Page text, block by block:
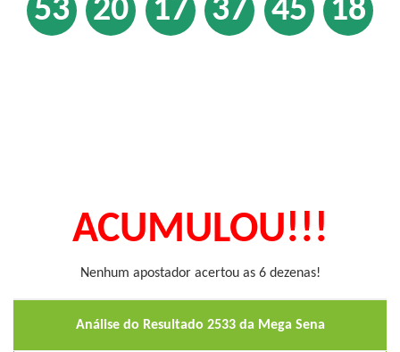
53 20 17 37 45 18
ACUMULOU!!!
Nenhum apostador acertou as 6 dezenas!
Análise do Resultado 2533 da Mega Sena